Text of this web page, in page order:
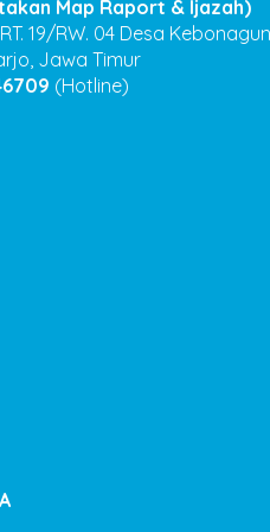
Map Raport & Ijazah)
19/RW. 04 Desa
Jawa Timur
(Hotline)